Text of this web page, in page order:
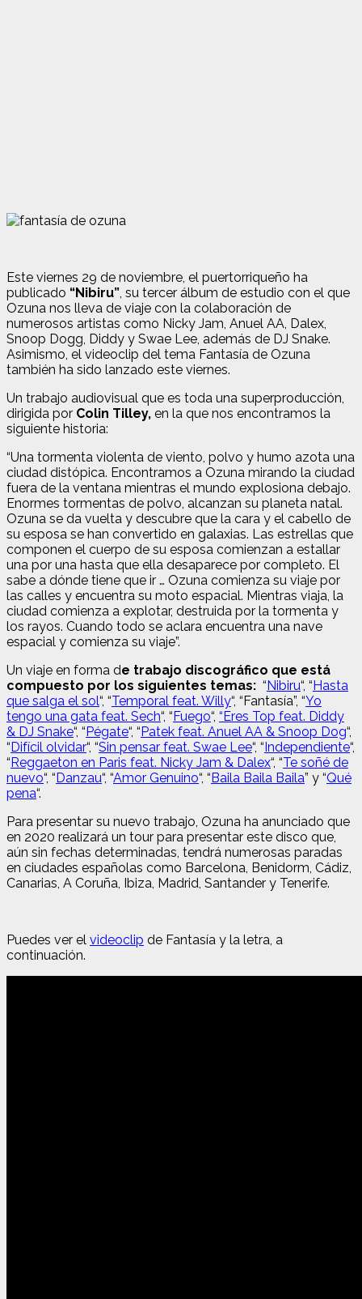
Este viernes 29 de noviembre, el puertorriqueño ha
publicado “Nibiru”, su tercer álbum de estudio con el que
Ozuna nos lleva de viaje con la colaboración de
numerosos artistas como Nicky Jam, Anuel AA, Dalex,
Snoop Dogg, Diddy y Swae Lee, además de DJ Snake.
Asimismo, el videoclip del tema Fantasía de Ozuna
también ha sido lanzado este viernes.
Un trabajo audiovisual que es toda una superproducción,
dirigida por Colin Tilley, en la que nos encontramos la
siguiente historia:
“Una tormenta violenta de viento, polvo y humo azota una
ciudad distópica. Encontramos a Ozuna mirando la ciudad
fuera de la ventana mientras el mundo explosiona debajo.
Enormes tormentas de polvo, alcanzan su planeta natal.
Ozuna se da vuelta y descubre que la cara y el cabello de
su esposa se han convertido en galaxias. Las estrellas que
componen el cuerpo de su esposa comienzan a estallar
una por una hasta que ella desaparece por completo. El
sabe a dónde tiene que ir … Ozuna comienza su viaje por
las calles y encuentra su moto espacial. Mientras viaja, la
ciudad comienza a explotar, destruida por la tormenta y
los rayos. Cuando todo se aclara encuentra una nave
espacial y comienza su viaje”.
Un viaje en forma de trabajo discográfico que está
compuesto por los siguientes temas: “Nibiru“, “Hasta
que salga el sol“, “Temporal feat. Willy“, “Fantasía”, “Yo
tengo una gata feat. Sech“, “Fuego“, “Eres Top feat. Diddy
& DJ Snake“, “Pégate“, “Patek feat. Anuel AA & Snoop Dog“,
“Difícil olvidar“, “Sin pensar feat. Swae Lee“, “Independiente“,
“Reggaeton en Paris feat. Nicky Jam & Dalex“, “Te soñé de
nuevo“, “Danzau“, “Amor Genuino“, “Baila Baila Baila” y “Qué
pena“.
Para presentar su nuevo trabajo, Ozuna ha anunciado que
en 2020 realizará un tour para presentar este disco que,
aún sin fechas determinadas, tendrá numerosas paradas
en ciudades españolas como Barcelona, Benidorm, Cádiz,
Canarias, A Coruña, Ibiza, Madrid, Santander y Tenerife.
Puedes ver el videoclip de Fantasía y la letra, a
continuación.